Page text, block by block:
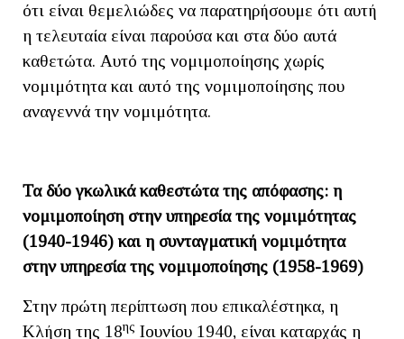
ότι είναι θεμελιώδες να παρατηρήσουμε ότι αυτή
η τελευταία είναι παρούσα και στα δύο αυτά
καθετώτα. Αυτό της νομιμοποίησης χωρίς
νομιμότητα και αυτό της νομιμοποίησης που
αναγεννά την νομιμότητα.
Τα δύο γκωλικά καθεστώτα της απόφασης: η
νομιμοποίηση στην υπηρεσία της νομιμότητας
(1940-1946) και η συνταγματική νομιμότητα
στην υπηρεσία της νομιμοποίησης (1958-1969)
Στην πρώτη περίπτωση που επικαλέστηκα, η
Κλήση της 18ης Ιουνίου 1940, είναι καταρχάς η